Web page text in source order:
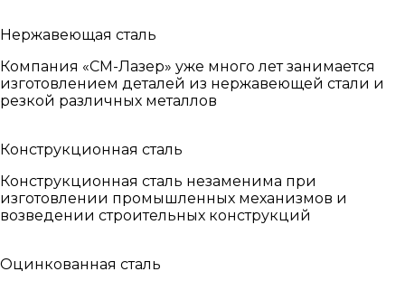
Нержавеющая сталь
Компания «СМ-Лазер» уже много лет занимается
изготовлением деталей из нержавеющей стали и
резкой различных металлов
Конструкционная сталь
Конструкционная сталь незаменима при
изготовлении промышленных механизмов и
возведении строительных конструкций
Оцинкованная сталь